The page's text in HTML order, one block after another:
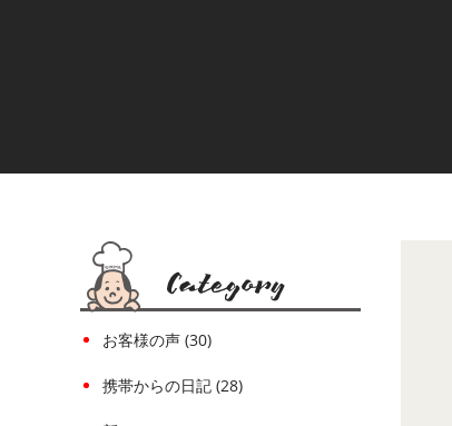
お客様の声 (30)
携帯からの日記 (28)